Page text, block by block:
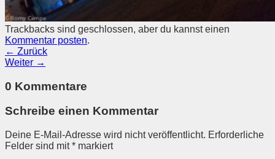
Trackbacks sind geschlossen, aber du kannst einen
Kommentar posten.
← Zurück
Weiter →
0 Kommentare
Schreibe einen Kommentar
Deine E-Mail-Adresse wird nicht veröffentlicht. Erforderliche
Felder sind mit* markiert